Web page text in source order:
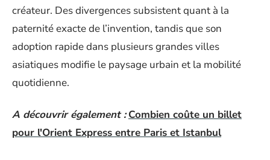
créateur. Des divergences subsistent quant à la
paternité exacte de l’invention, tandis que son
adoption rapide dans plusieurs grandes villes
asiatiques modifie le paysage urbain et la mobilité
quotidienne.
A découvrir également : Combien coûte un billet
pour l'Orient Express entre Paris et Istanbul